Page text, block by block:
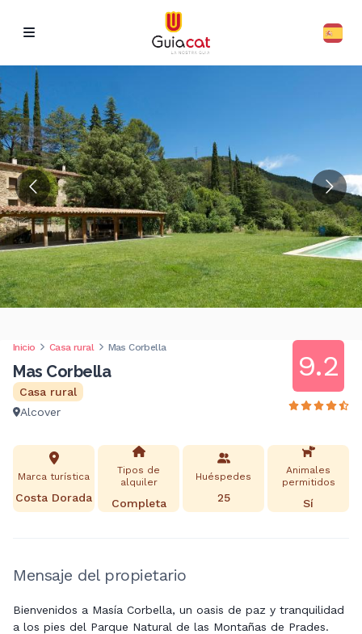
Inicio Casa rural Mas Corbella
Mas Corbella
Casa rural
Alcover
9.2
Marca turística
Costa Dorada
Tipos de
alquiler
Completa
Huéspedes
25
Animales
permitidos
Sí
Mensaje del propietario
Bienvenidos a Masía Corbella, un oasis de paz y tranquilidad
a los pies del Parque Natural de las Montañas de Prades.